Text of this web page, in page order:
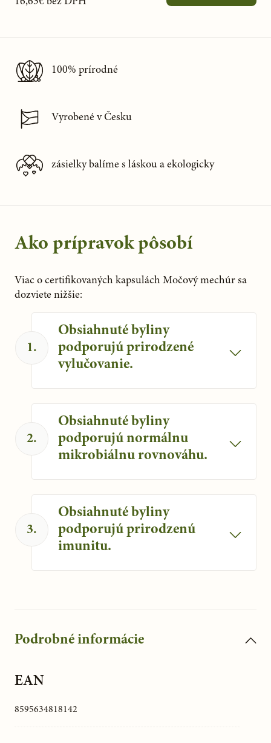
100% prírodné
Vyrobené v Česku
zásielky balíme s láskou a ekologicky
Ako prípravok pôsobí
Viac o certifikovaných kapsulách Močový mechúr sa
dozviete nižšie:
1.
Obsiahnuté byliny
podporujú prirodzené
vylučovanie.
Kapsuly podporujú normálne
vylučovanie.
2.
Obsiahnuté byliny
podporujú normálnu
mikrobiálnu rovnováhu.
Kapsuly napomáhajú k rovnováhe
mikrobiómu.
3.
Obsiahnuté byliny
podporujú prirodzenú
imunitu.
Napomáhajú imunitnému systému.
Podrobné informácie
EAN
8595634818142